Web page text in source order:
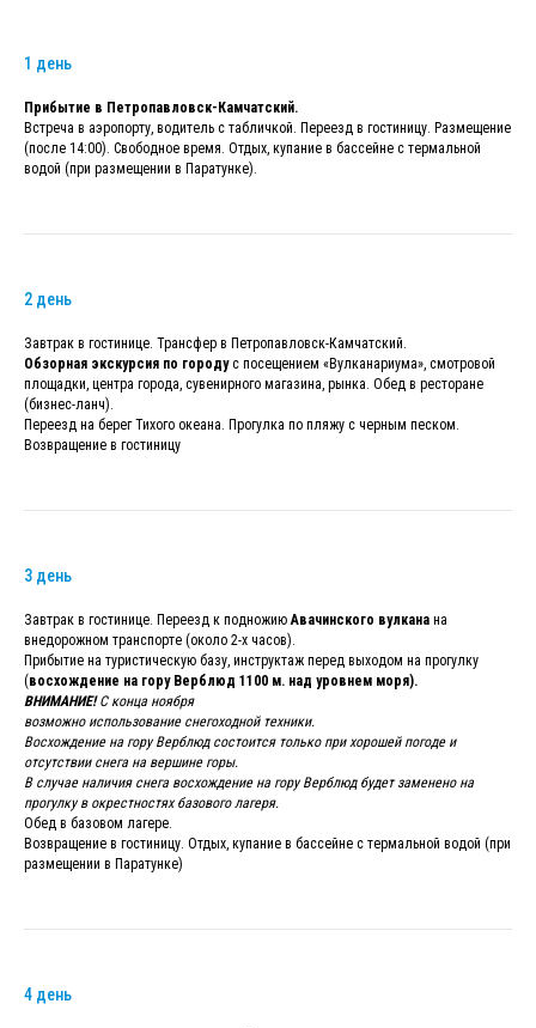
1 день
Прибытие в Петропавловск-Камчатский.
Встреча в аэропорту, водитель с табличкой. Переезд в гостиницу. Размещение
(после 14:00). Свободное время. Отдых, купание в бассейне с термальной
водой (при размещении в Паратунке).
2 день
Завтрак в гостинице. Трансфер в Петропавловск-Камчатский.
Обзорная экскурсия по городус посещением «Вулканариума», смотровой
площадки, центра города, сувенирного магазина, рынка. Обед в ресторане
(бизнес-ланч).
Переезд на берег Тихого океана. Прогулка по пляжу с черным песком.
Возвращение в гостиницу
3 день
Завтрак в гостинице. Переезд к подножию Авачинского вулкана на
внедорожном транспорте (около 2-х часов).
Прибытие на туристическую базу, инструктаж перед выходом на прогулку
(восхождение на гору Верблюд 1100 м. над уровнем моря).
ВНИМАНИЕ! С конца ноября
возможно использование снегоходной техники.
Восхождение на гору Верблюд состоится только при хорошей погоде и
отсутствии снега на вершине горы.
В случае наличия снега восхождение на гору Верблюд будет заменено на
прогулку в окрестностях базового лагеря.
Обед в базовом лагере.
Возвращение в гостиницу. Отдых, купание в бассейне с термальной водой (при
размещении в Паратунке)
4 день